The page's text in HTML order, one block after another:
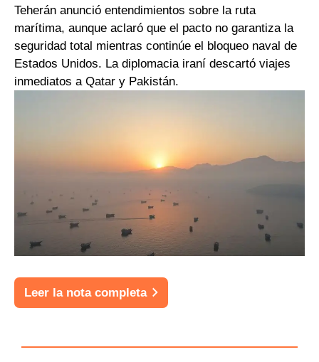
Teherán anunció entendimientos sobre la ruta
marítima, aunque aclaró que el pacto no garantiza la
seguridad total mientras continúe el bloqueo naval de
Estados Unidos. La diplomacia iraní descartó viajes
inmediatos a Qatar y Pakistán.
Leer la nota completa